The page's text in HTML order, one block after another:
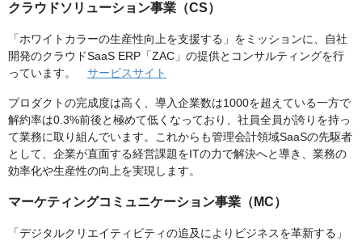
クラウドソリューション事業（CS）
「ホワイトカラーの生産性向上を支援する」をミッションに、自社
開発のクラウドSaaS ERP「ZAC」の提供とコンサルティングを行
っています。 サービスサイト
プロダクトの完成度は高く、導入企業数は1000を超えている一方で
解約率は0.3%前後と極めて低くなっており、社員全員が誇りを持っ
て業務に取り組んでいます。これからも管理会計領域SaaSの先駆者
として、企業が直面する経営課題をITの力で解決へと導き、業務の
効率化や生産性の向上を実現します。
マーケティングコミュニケーション事業（MC）
「デジタルクリエイティビティの追及によりビジネスを革新する」